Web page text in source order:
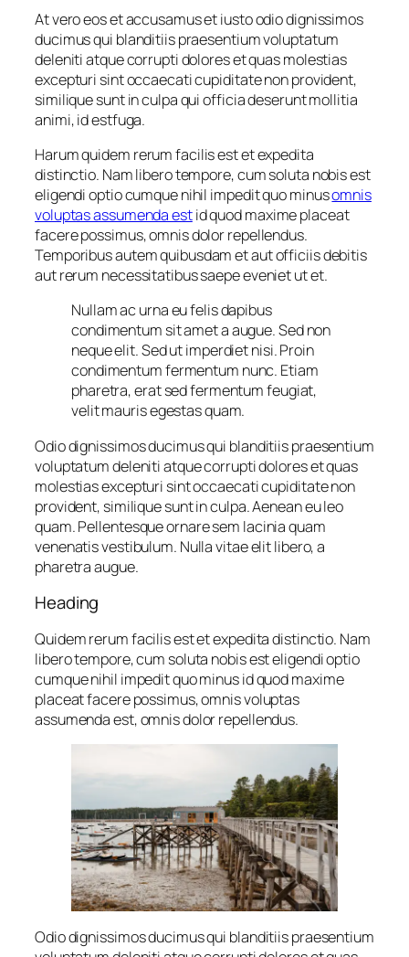
At vero eos et accusamus et iusto odio dignissimos
ducimus qui blanditiis praesentium voluptatum
deleniti atque corrupti dolores et quas molestias
excepturi sint occaecati cupiditate non provident,
similique sunt in culpa qui officia deserunt mollitia
animi, id estfuga.
Harum quidem rerum facilis est et expedita
distinctio. Nam libero tempore, cum soluta nobis est
eligendi optio cumque nihil impedit quo minusomnis
voluptas assumenda estid quod maxime placeat
facere possimus, omnis dolor repellendus.
Temporibus autem quibusdam et aut officiis debitis
aut rerum necessitatibus saepe eveniet ut et.
Nullam ac urna eu felis dapibus
condimentum sit amet a augue. Sed non
neque elit. Sed ut imperdiet nisi. Proin
condimentum fermentum nunc. Etiam
pharetra, erat sed fermentum feugiat,
velit mauris egestas quam.
Odio dignissimos ducimus qui blanditiis praesentium
voluptatum deleniti atque corrupti dolores et quas
molestias excepturi sint occaecati cupiditate non
provident, similique sunt in culpa. Aenean eu leo
quam. Pellentesque ornare sem lacinia quam
venenatis vestibulum. Nulla vitae elit libero, a
pharetra augue.
Heading
Quidem rerum facilis est et expedita distinctio. Nam
libero tempore, cum soluta nobis est eligendi optio
cumque nihil impedit quo minus id quod maxime
placeat facere possimus, omnis voluptas
assumenda est, omnis dolor repellendus.
Odio dignissimos ducimus qui blanditiis praesentium